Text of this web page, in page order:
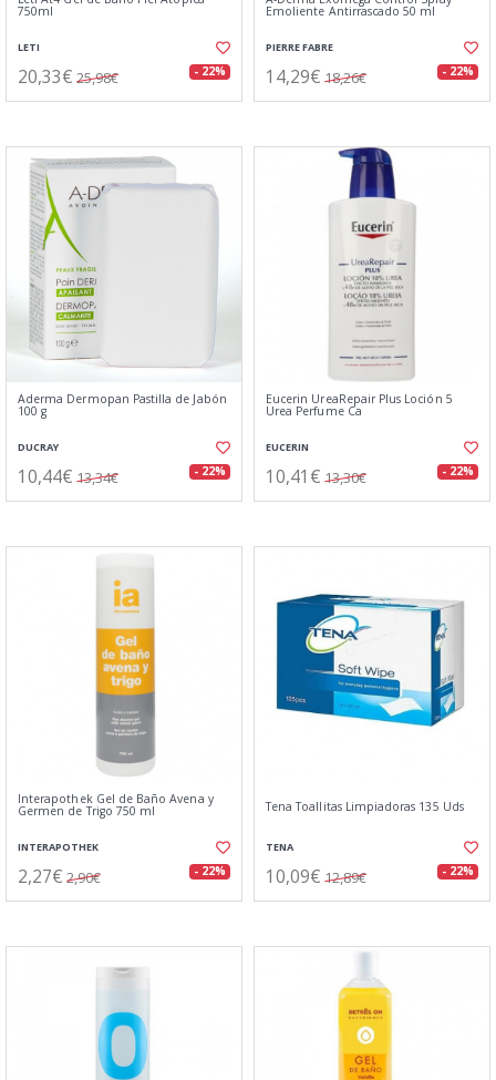
750ml
LETI
20,33€ 25,98€ - 22%
Emoliente Antirrascado 50 ml
PIERRE FABRE
14,29€ 18,26€ - 22%
Aderma Dermopan Pastilla de Jabón
100 g
DUCRAY
10,44€ 13,34€ - 22%
Eucerin UreaRepair Plus Loción 5
Urea Perfume Ca
EUCERIN
10,41€ 13,30€ - 22%
Interapothek Gel de Baño Avena y
Germen de Trigo 750 ml
INTERAPOTHEK
2,27€ 2,90€ - 22%
Tena Toallitas Limpiadoras 135 Uds
TENA
10,09€ 12,89€ - 22%